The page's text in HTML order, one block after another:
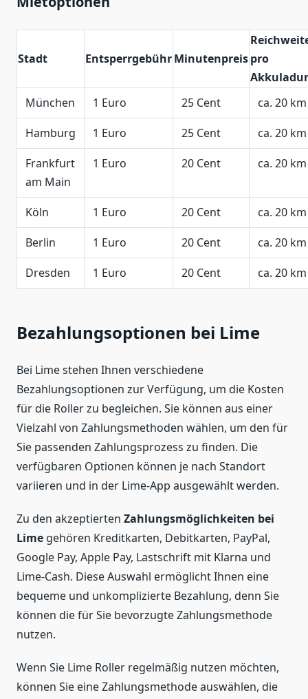
Stadt EntsperrgebührMinutenpreispro
München
1 Euro 25 Cent
ca. 20 km
Hamburg
1 Euro 25 Cent
ca. 20 km
Frankfurt
am Main
1 Euro 20 Cent ca. 20 km
Köln 1 Euro 20 Cent
ca. 20 km
Berlin
1 Euro 20 Cent
ca. 20 km
Dresden
1 Euro 20 Cent ca. 20 km
Bezahlungsoptionen bei Lime
Bei Lime stehen Ihnen verschiedene
Bezahlungsoptionen zur Verfügung, um die Kosten
für die Roller zu begleichen. Sie können aus einer
Vielzahl von Zahlungsmethoden wählen, um den für
Sie passenden Zahlungsprozess zu finden. Die
verfügbaren Optionen können je nach Standort
variieren und in der Lime-App ausgewählt werden.
Zu den akzeptierten Zahlungsmöglichkeiten bei
Lime gehören Kreditkarten, Debitkarten, PayPal,
Google Pay, Apple Pay, Lastschrift mit Klarna und
Lime-Cash. Diese Auswahl ermöglicht Ihnen eine
bequeme und unkomplizierte Bezahlung, denn Sie
können die für Sie bevorzugte Zahlungsmethode
nutzen.
Wenn Sie Lime Roller regelmäßig nutzen möchten,
können Sie eine Zahlungsmethode auswählen, die